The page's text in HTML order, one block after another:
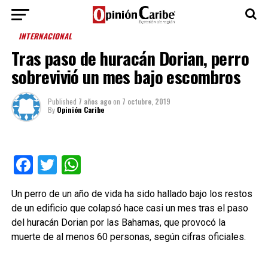
INTERNACIONAL
Tras paso de huracán Dorian, perro
sobrevivió un mes bajo escombros
Published 7 años agoon 7 octubre, 2019
By Opinión Caribe
Facebook
TwitterWhatsApp
Un perro de un año de vida ha sido hallado bajo los restos
de un edificio que colapsó hace casi un mes tras el paso
del huracán Dorian por las Bahamas, que provocó la
muerte de al menos 60 personas, según cifras oficiales.